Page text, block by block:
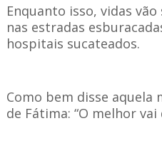
Enquanto isso, vidas
nas estradas
hospitais sucateados.
Como bem disse aquela
de Fátima: “O melhor vai